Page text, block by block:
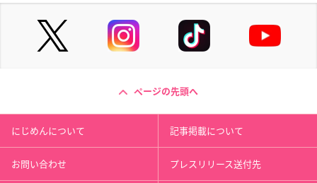
ページの先頭へ
にじめんについて 記事掲載について
お問い合わせ プレスリリース送付先